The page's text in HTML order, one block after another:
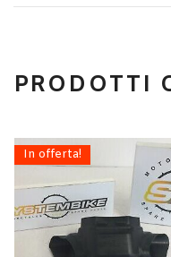
PRODOTTI
In offerta!